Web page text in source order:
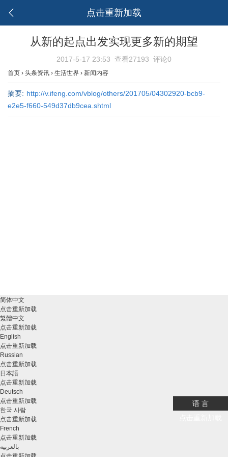
点击重新加载
从新的起点出发实现更多新的期望
2017-5-17 23:53 查看27193 评论0
首页 › 头条资讯 › 生活世界 › 新闻内容
摘要: http://v.ifeng.com/vblog/others/201705/04302920-bcb9-
e2e5-f660-549d37db9cea.shtml
语 言
简体中文
点击重新加载
繁體中文
点击重新加载
English
点击重新加载
Russian
点击重新加载
日本語
点击重新加载
Deutsch
点击重新加载
한국 사람
点击重新加载
French
点击重新加载
بالعربية